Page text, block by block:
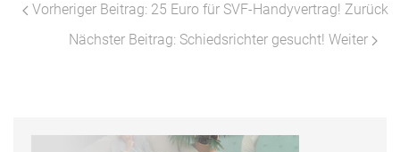
Vorheriger Beitrag: 25 Euro für SVF-Handyvertrag! Zurück
Nächster Beitrag: Schiedsrichter gesucht! Weiter